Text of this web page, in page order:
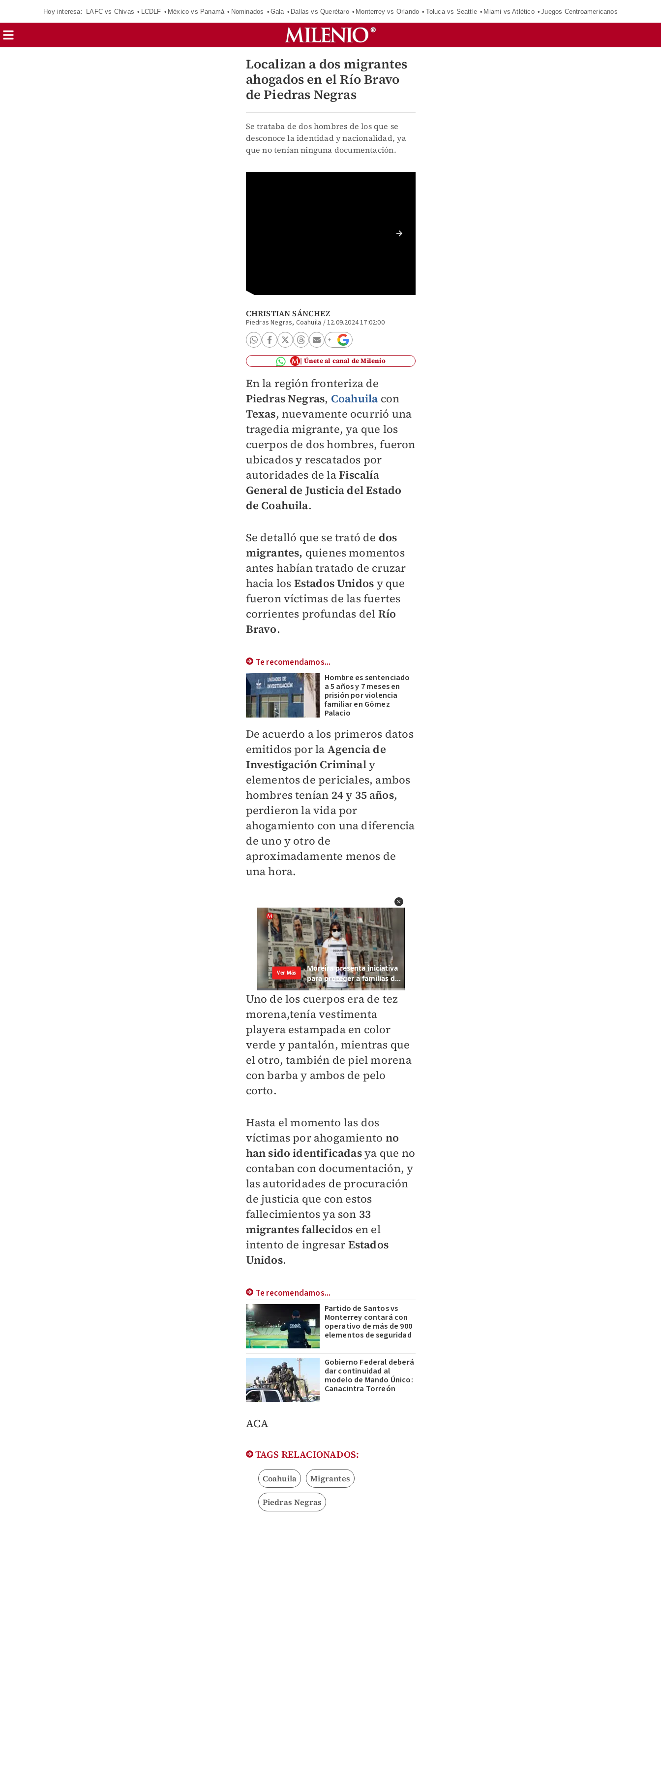
Hoy interesa: LAFC vs Chivas LCDLF México vs Panamá Nominados Gala Dallas vs Querétaro Monterrey vs Orlando Toluca vs Seattle Miami vs Atlético Juegos Centroamericanos
Localizan a dos migrantes
ahogados en el Río Bravo
de Piedras Negras
Se trataba de dos hombres de los que se
desconoce la identidad y nacionalidad, ya
que no tenían ninguna documentación.
CHRISTIAN SÁNCHEZ
Piedras Negras, Coahuila /12.09.2024 17:02:00
Únete al canal de Milenio
En la región fronteriza de
Piedras Negras, Coahuila con
Texas, nuevamente ocurrió una
tragedia migrante, ya que los
cuerpos de dos hombres, fueron
ubicados y rescatados por
autoridades de laFiscalía
General de Justicia del Estado
de Coahuila.
Se detalló que se trató de dos
migrantes, quienes momentos
antes habían tratado de cruzar
hacia los Estados Unidos y que
fueron víctimas de las fuertes
corrientes profundas del Río
Bravo.
Te recomendamos...
Hombre es sentenciado
a 5 años y 7 meses en
prisión por violencia
familiar en Gómez
Palacio
De acuerdo a los primeros datos
emitidos por la Agencia de
Investigación Criminaly
elementos de periciales, ambos
hombres tenían 24 y 35 años,
perdieron la vida por
ahogamiento con una diferencia
de uno y otro de
aproximadamente menos de
una hora.
Uno de los cuerpos era de tez
morena,tenía vestimenta
playera estampada en color
verde y pantalón, mientras que
el otro, también de piel morena
con barba y ambos de pelo
corto.
Hasta el momento las dos
víctimas por ahogamiento no
han sido identificadasya que no
contaban con documentación, y
las autoridades de procuración
de justicia que con estos
fallecimientos ya son 33
migrantes fallecidos en el
intento de ingresar Estados
Unidos.
Te recomendamos...
Partido de Santos vs
Monterrey contará con
operativo de más de 900
elementos de seguridad
Gobierno Federal deberá
dar continuidad al
modelo de Mando Único:
Canacintra Torreón
ACA
TAGS RELACIONADOS:
Coahuila Migrantes
Piedras Negras